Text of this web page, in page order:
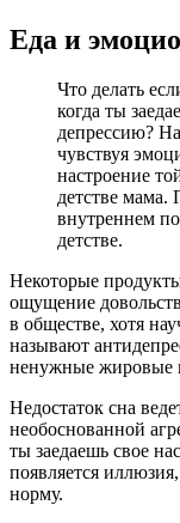
Еда и
Что делать
когда ты
депрессию?
чувствуя
настроение
детстве мама.
внутреннем
детстве.
Некоторые
ощущение
в обществе, хотя
называют
ненужные жировые
Недостаток сна
необоснованной
ты заедаешь свое
появляется
норму.